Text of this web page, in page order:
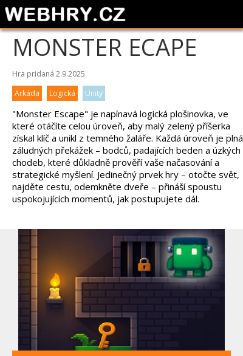
MONSTER ECAPE
Hra pridaná 2.9.2025
Arkáda
Logická Unity
"Monster Escape" je napínavá logická plošinovka, ve
které otáčíte celou úroveň, aby malý zelený příšerka
získal klíč a unikl z temného žaláře. Každá úroveň je plná
záludných překážek – bodců, padajících beden a úzkých
chodeb, které důkladně prověří vaše načasování a
strategické myšlení. Jedinečný prvek hry – otočte svět,
najděte cestu, odemkněte dveře – přináší spoustu
uspokojujících momentů, jak postupujete dál.